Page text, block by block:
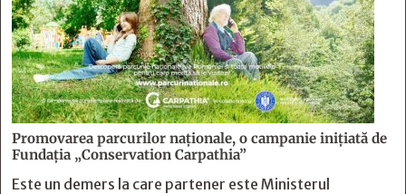
Promovarea parcurilor naționale, o campanie inițiată de
Fundația „Conservation Carpathia”
Este un demers la care partener este Ministerul